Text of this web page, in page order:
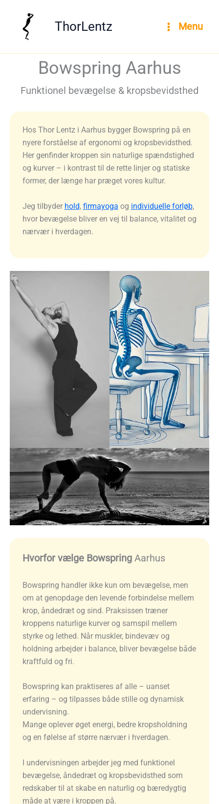
indholdet
ThorLentz Menu
Bowspring Aarhus
Funktionel bevægelse & kropsbevidsthed
Hos Thor Lentz i Aarhus bygger Bowspring på en
nyere forståelse af ergonomi og kropsbevidsthed.
Her genfinder kroppen sin naturlige spændstighed
og kurver – i kontrast til de rette linjer og statiske
former, der længe har præget vores kultur.
Jeg tilbyder hold, firmayoga og individuelle forløb,
hvor bevægelse bliver en vej til balance, vitalitet og
nærvær i hverdagen.
Hvorfor vælge BowspringAarhus
Bowspring handler ikke kun om bevægelse, men
om at genopdage den levende forbindelse mellem
krop, åndedræt og sind. Praksissen træner
kroppens naturlige kurver og samspil mellem
styrke og lethed. Når muskler, bindevæv og
holdning arbejder i balance, bliver bevægelse både
kraftfuld og fri.
Bowspring kan praktiseres af alle – uanset
erfaring – og tilpasses både stille og dynamisk
undervisning.
Mange oplever øget energi, bedre kropsholdning
og en følelse af større nærvær i hverdagen.
I undervisningen arbejder jeg med funktionel
bevægelse, åndedræt og kropsbevidsthed som
redskaber til at skabe en naturlig og bæredygtig
måde at være i kroppen på.